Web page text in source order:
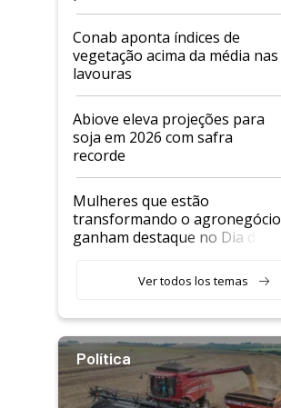
Conab aponta índices de
vegetação acima da média nas
lavouras
Abiove eleva projeções para
soja em 2026 com safra
recorde
Mulheres que estão
transformando o agronegócio
ganham destaque no Dia do
Ver todos los temas
Política